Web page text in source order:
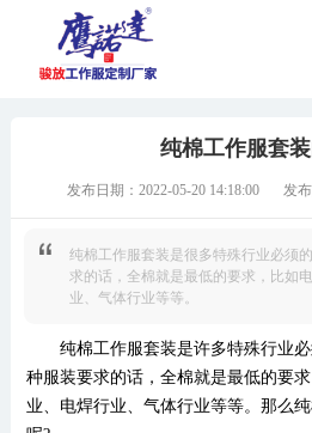
您好，欢迎访问骏放工作服厂家！全国服
首页
纯棉工作服套
发布日期：2022-05-20 14:18:00 发
纯棉工作服套装是很多特殊行业必须
求的话，全棉就是最低的要求，比如
业、气体行业等等。
纯棉工作服套装是许多特殊行业必
种服装要求的话，全棉就是最低的要
业、电焊行业、气体行业等等。那么